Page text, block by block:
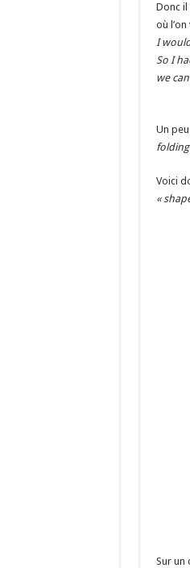
Donc
où
I
So I
we
Un
Voici
«
Sur un